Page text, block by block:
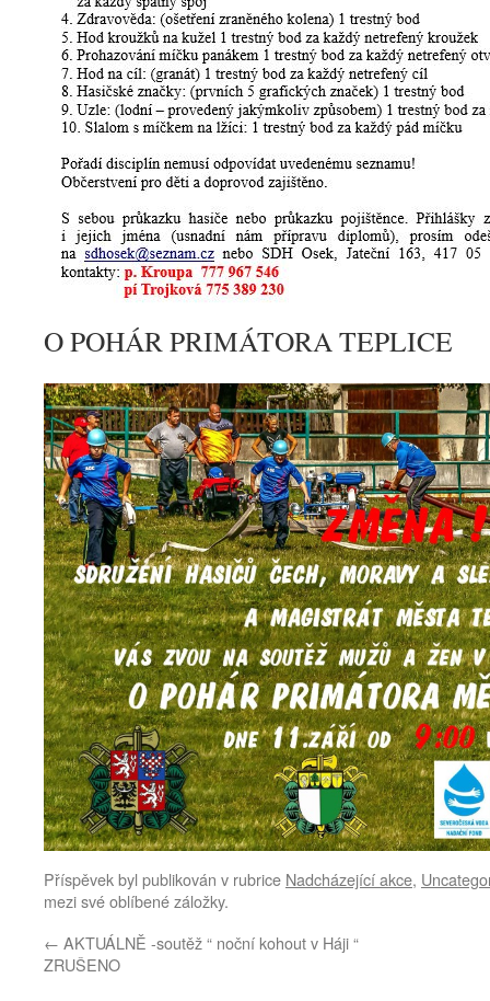
O POHÁR PRIMÁTORA TEPLICE
Příspěvek byl publikován v rubrice Nadcházející akce,
mezi své oblíbené záložky.
← AKTUÁLNĚ -soutěž “ noční kohout v Háji “
ZRUŠENO